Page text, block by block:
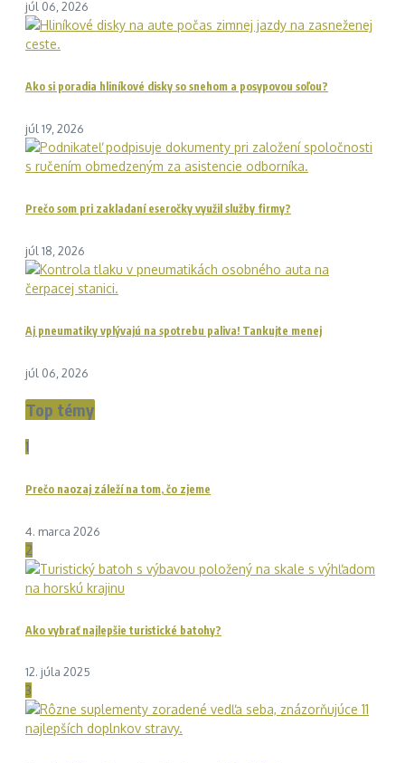
júl 06, 2026
Ako si poradia hliníkové disky so snehom a posypovou soľou?
júl 19, 2026
Prečo som pri zakladaní eseročky využil služby firmy?
júl 18, 2026
Aj pneumatiky vplývajú na spotrebu paliva! Tankujte menej
júl 06, 2026
Top témy
1
Prečo naozaj záleží na tom, čo zjeme
4. marca 2026
2
Ako vybrať najlepšie turistické batohy?
12. júla 2025
3